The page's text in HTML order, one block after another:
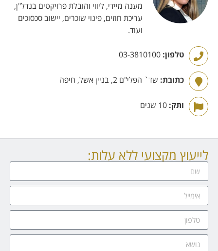
מענה מיידי, ליווי והובלת פרויקטים בנדל"ן,
עריכת חוזים, פינוי שוכרים, יישוב סכסוכים
ועוד.
טלפון: 03-3810100
כתובת: שד` הפלי"ם 2, בניין אשל, חיפה
ותק: 10 שנים
לייעוץ מקצועי ללא עלות: